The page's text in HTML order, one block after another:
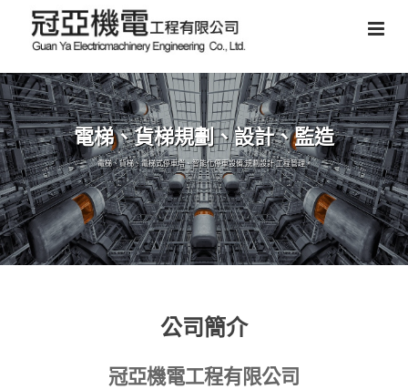
電梯、貨梯規劃、設計、監造
電梯、貨梯、電梯式停車塔、智能化停車設備,規劃設計,工程管理。
公司簡介
冠亞機電工程有限公司